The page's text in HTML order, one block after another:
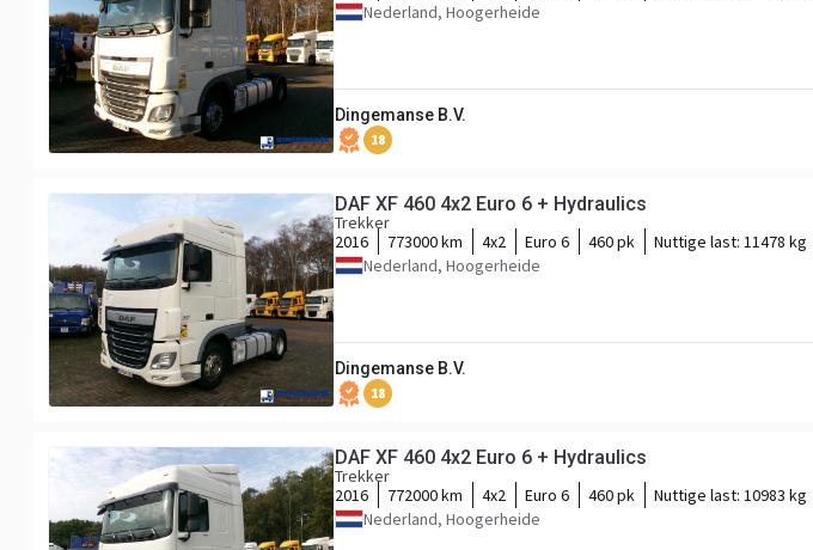
Nederland, Hoogerheide
Dingemanse B.V.
18
DAF XF 460 4x2 Euro 6 + Hydraulics
Trekker
2016
773000 km 4x2 Euro 6 460 pk Nuttige last: 11478 kg
Nederland, Hoogerheide
Dingemanse B.V.
18
DAF XF 460 4x2 Euro 6 + Hydraulics
Trekker
2016
772000 km 4x2 Euro 6 460 pk Nuttige last: 10983 kg
Nederland, Hoogerheide